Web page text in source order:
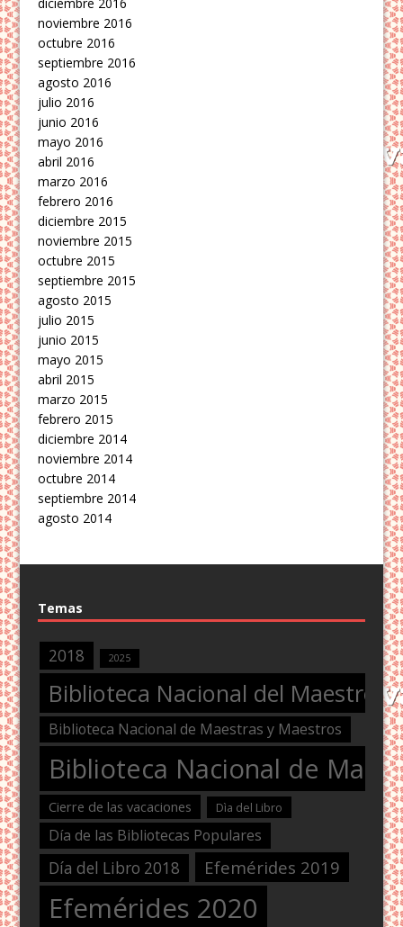
noviembre 2016
octubre 2016
septiembre 2016
agosto 2016
julio 2016
junio 2016
mayo 2016
abril 2016
marzo 2016
febrero 2016
diciembre 2015
noviembre 2015
octubre 2015
septiembre 2015
agosto 2015
julio 2015
junio 2015
mayo 2015
abril 2015
marzo 2015
febrero 2015
diciembre 2014
noviembre 2014
octubre 2014
septiembre 2014
agosto 2014
Temas
2018 2025
Biblioteca Nacional del Maestro
Biblioteca Nacional de Maestras y Maestros
Biblioteca Nacional de
Cierre de las vacaciones Dìa del Libro
Día de las Bibliotecas Populares
Día del Libro 2018 Efemérides 2019
Efemérides 2020